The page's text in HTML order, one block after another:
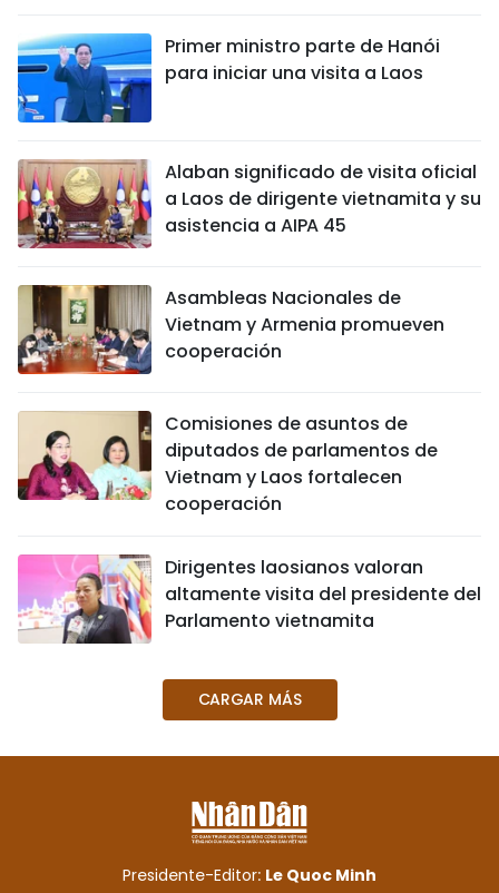
Primer ministro parte de Hanói
para iniciar una visita a Laos
Alaban significado de visita oficial
a Laos de dirigente vietnamita y su
asistencia a AIPA 45
Asambleas Nacionales de
Vietnam y Armenia promueven
cooperación
Comisiones de asuntos de
diputados de parlamentos de
Vietnam y Laos fortalecen
cooperación
Dirigentes laosianos valoran
altamente visita del presidente del
Parlamento vietnamita
CARGAR MÁS
Presidente-Editor: Le Quoc Minh